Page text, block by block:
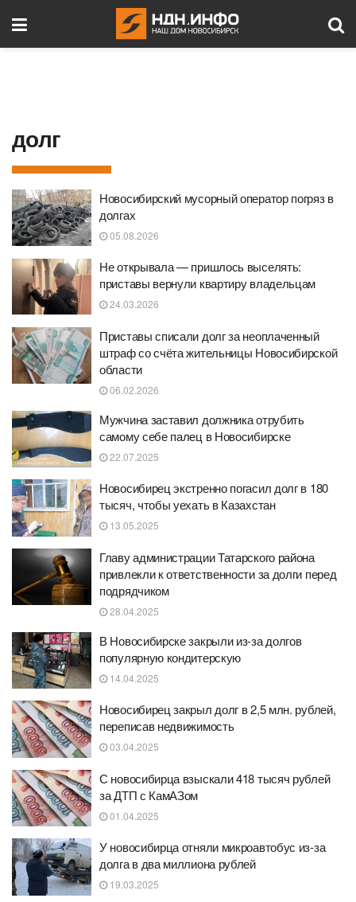
долг
Новосибирский мусорный оператор погряз в
долгах
05.08.2026
Не открывала — пришлось выселять:
приставы вернули квартиру владельцам
24.03.2026
Приставы списали долг за неоплаченный
штраф со счёта жительницы Новосибирской
области
06.02.2026
Мужчина заставил должника отрубить
самому себе палец в Новосибирске
22.07.2025
Новосибирец экстренно погасил долг в 180
тысяч, чтобы уехать в Казахстан
13.05.2025
Главу администрации Татарского района
привлекли к ответственности за долги перед
подрядчиком
28.04.2025
В Новосибирске закрыли из-за долгов
популярную кондитерскую
14.04.2025
Новосибирец закрыл долг в 2,5 млн. рублей,
переписав недвижимость
03.04.2025
С новосибирца взыскали 418 тысяч рублей
за ДТП с КамАЗом
01.04.2025
У новосибирца отняли микроавтобус из-за
долга в два миллиона рублей
19.03.2025